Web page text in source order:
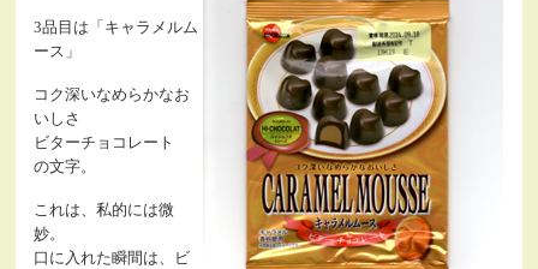
3品目は「キャラメルム
ース」
コク深いなめらかなお
いしさ
ビターチョコレート
の文字。
これは、私的には微
妙。
口に入れた瞬間は、ビ